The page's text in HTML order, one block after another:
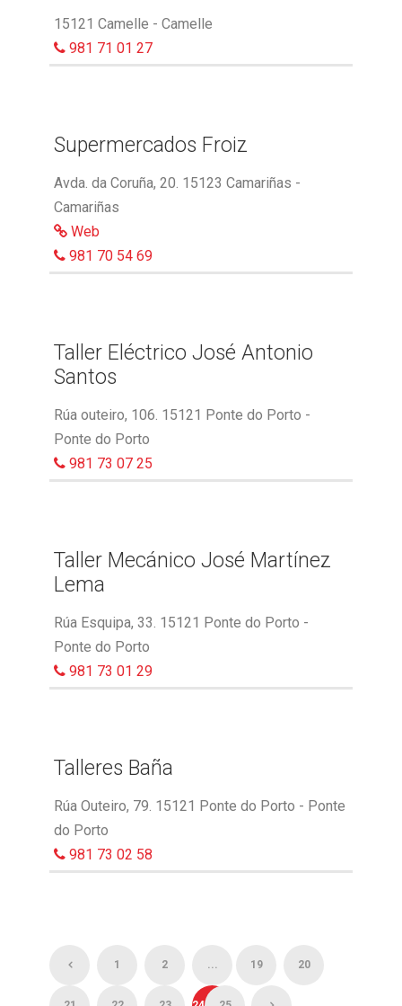
15121 Camelle - Camelle
981 71 01 27
Supermercados Froiz
Avda. da Coruña, 20. 15123 Camariñas -
Camariñas
Web
981 70 54 69
Taller Eléctrico José Antonio
Santos
Rúa outeiro, 106. 15121 Ponte do Porto -
Ponte do Porto
981 73 07 25
Taller Mecánico José Martínez
Lema
Rúa Esquipa, 33. 15121 Ponte do Porto -
Ponte do Porto
981 73 01 29
Talleres Baña
Rúa Outeiro, 79. 15121 Ponte do Porto - Ponte
do Porto
981 73 02 58
1 2 ... 19 20